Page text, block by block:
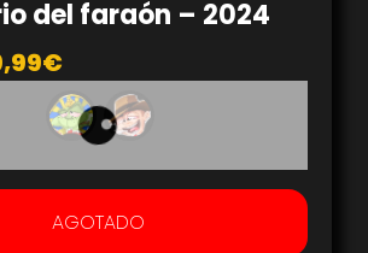
del faraón – 2024
€
AGOTADO